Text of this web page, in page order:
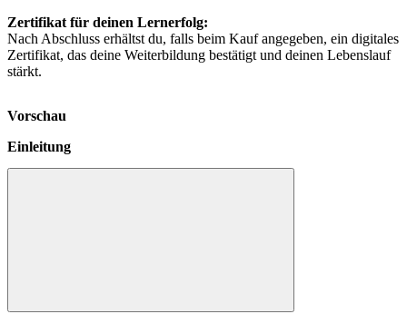
Zertifikat für deinen Lernerfolg:
Nach Abschluss erhältst du, falls beim Kauf angegeben, ein digitales
Zertifikat, das deine Weiterbildung bestätigt und deinen Lebenslauf
stärkt.
Vorschau
Einleitung
Einleitung